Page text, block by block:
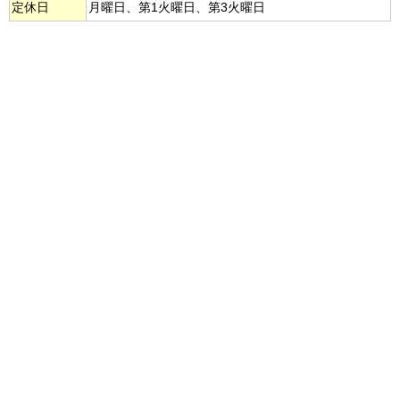
定休日
月曜日、第1火曜日、第3火曜日